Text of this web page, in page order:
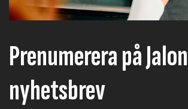
Prenumerera på
nyhetsbrev